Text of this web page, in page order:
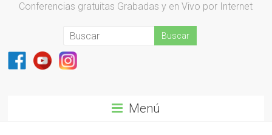
Conferencias gratuitas Grabadas y en Vivo por Internet
Menú